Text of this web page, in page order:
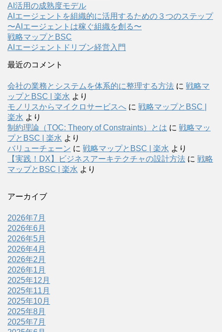
AI活用の成熟度モデル
AIエージェントを組織的に活用するための３つのステップ
〜AIエージェントは稼ぐ組織を創る〜
戦略マップとBSC
AIエージェントドリブン経営入門
最近のコメント
会社の業務とシステムを体系的に整理する方法 に 戦略マ
ップとBSC | 楽水 より
モノリスからマイクロサービスへ に 戦略マップとBSC |
楽水 より
制約理論（TOC: Theory of Constraints）とは に 戦略マッ
プとBSC | 楽水 より
バリューチェーン に 戦略マップとBSC | 楽水 より
【実践！DX】ビジネスアーキテクチャの設計方法 に 戦略
マップとBSC | 楽水 より
アーカイブ
2026年7月
2026年6月
2026年5月
2026年4月
2026年2月
2026年1月
2025年12月
2025年11月
2025年10月
2025年8月
2025年7月